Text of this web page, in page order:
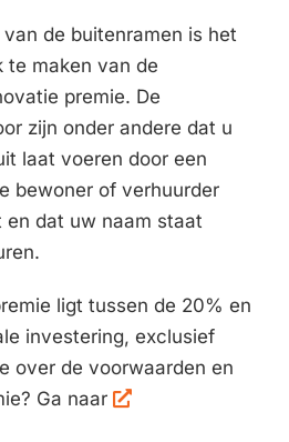
de buitenramen is het
te maken van de
premie. De
zijn onder andere dat u
laat voeren door een
bewoner of verhuurder
dat uw naam staat
ligt tussen de 20% en
investering, exclusief
over de voorwaarden en
Ga naar